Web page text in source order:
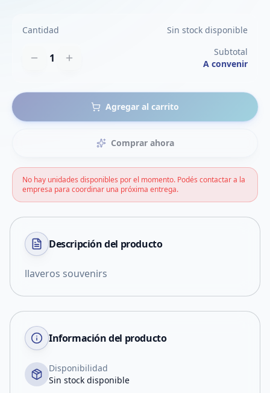
Cantidad Sin stock disponible
1
Subtotal
A convenir
Agregar al carrito
Comprar ahora
No hay unidades disponibles por el momento. Podés contactar a la
empresa para coordinar una próxima entrega.
Descripción del producto
llaveros souvenirs
Información del producto
Disponibilidad
Sin stock disponible